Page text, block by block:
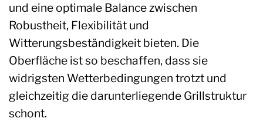
und eine optimale Balance zwischen
Robustheit, Flexibilität und
Witterungsbeständigkeit bieten. Die
Oberfläche ist so beschaffen, dass sie
widrigsten Wetterbedingungen trotzt und
gleichzeitig die darunterliegende Grillstruktur
schont.